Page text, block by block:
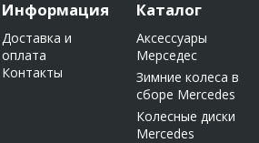
Информация
Доставка и
оплата
Контакты
Каталог
Аксессуары
Мерседес
Зимние колеса в
сборе Mercedes
Колесные диски
Mercedes